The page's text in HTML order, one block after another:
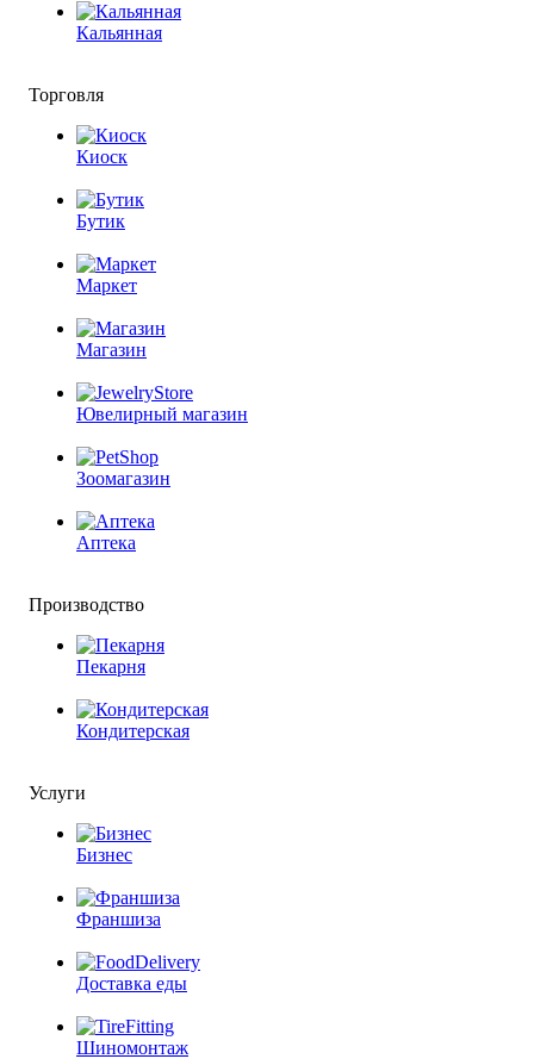
Кальянная
Торговля
Киоск
Бутик
Маркет
Магазин
Ювелирный магазин
Зоомагазин
Аптека
Производство
Пекарня
Кондитерская
Услуги
Бизнес
Франшиза
Доставка еды
Шиномонтаж